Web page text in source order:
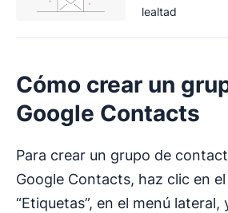
lealtad
Cómo crear un
Google Contacts
Para crear un grupo de
Google Contacts, haz clic en
“Etiquetas”, en el menú lateral,